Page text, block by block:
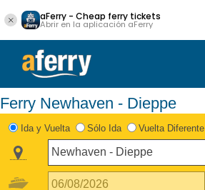
aFerry - Cheap ferry tickets
Abrir en la aplicación aFerry
Ferry Newhaven - Dieppe
Ida y Vuelta Sólo Ida Vuelta Diferente